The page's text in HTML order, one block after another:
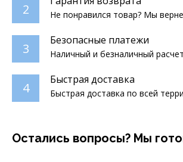
2 Не понравился товар? Мы
3
Безопасные платежи
Наличный и безналичный расчет
4
Быстрая доставка
Быстрая доставка по всей
Остались вопросы? Мы